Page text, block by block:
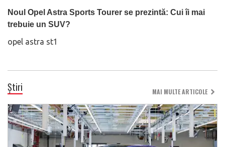
Noul Opel Astra Sports Tourer se prezintă: Cui îi mai
trebuie un SUV?
opel astra st1
Știri MAI MULTE ARTICOLE